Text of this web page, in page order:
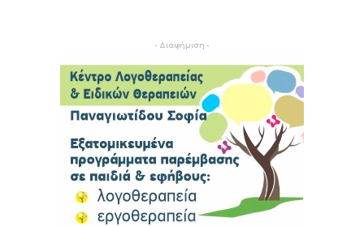
- Διαφήμιση -